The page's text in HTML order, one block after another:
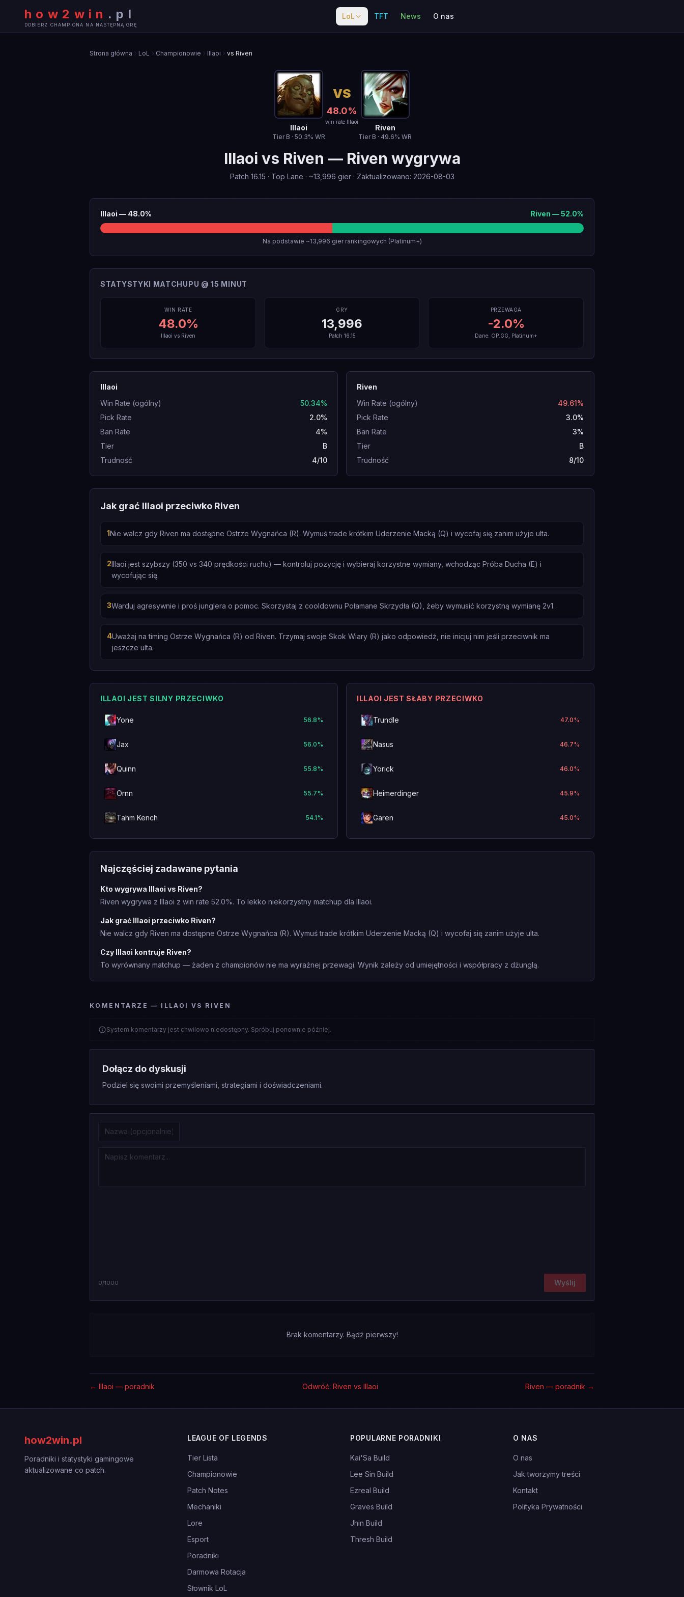
how2win . pl
DOBIERZ CHAMPIONA NA NASTĘPNĄ GRĘ
LoL TFT News O nas
Strona główna LoL Championowie Illaoi vs Riven
Illaoi
Tier B · 50.3% WR
VS
48.0%
win rate Illaoi
Riven
Tier B · 49.6% WR
Illaoi vs Riven — Riven wygrywa
Patch 16.15 · Top Lane · ~13,996 gier· Zaktualizowano: 2026-08-03
Illaoi — 48.0% Riven —52.0%
Na podstawie ~13,996 gier rankingowych (Platinum+)
STATYSTYKI MATCHUPU @ 15 MINUT
WIN RATE
48.0%
Illaoi vs Riven
GRY
13,996
Patch 16.15
PRZEWAGA
-2.0%
Dane: OP.GG, Platinum+
Illaoi
Win Rate (ogólny)
50.34%
Pick Rate
2.0%
Ban Rate
4%
Tier
B
Trudność
4/10
Riven
Win Rate (ogólny)
49.61%
Pick Rate
3.0%
Ban Rate
3%
Tier
B
Trudność
8/10
Jak grać Illaoi przeciwko Riven
1Nie walcz gdy Riven ma dostępne Ostrze Wygnańca (R). Wymuś trade krótkim Uderzenie Macką (Q) i wycofaj się zanim użyje ulta.
2Illaoi jest szybszy (350 vs 340 prędkości ruchu) — kontroluj pozycję i wybieraj korzystne wymiany, wchodząc Próba Ducha (E) i
wycofując się.
3Warduj agresywnie i proś junglera o pomoc. Skorzystaj z cooldownu Połamane Skrzydła (Q), żeby wymusić korzystną wymianę 2v1.
4Uważaj na timing Ostrze Wygnańca (R) od Riven. Trzymaj swoje Skok Wiary (R) jako odpowiedź, nie inicjuj nim jeśli przeciwnik ma
jeszcze ulta.
ILLAOI JEST SILNY PRZECIWKO
Yone 56.8%
Jax 56.0%
Quinn 55.8%
Ornn 55.7%
Tahm Kench 54.1%
ILLAOI JEST SŁABY PRZECIWKO
Trundle 47.0%
Nasus 46.7%
Yorick 46.0%
Heimerdinger 45.9%
Garen 45.0%
Najczęściej zadawane pytania
Kto wygrywa Illaoi vs Riven?
Riven wygrywa z Illaoi z win rate 52.0%. To lekko niekorzystny matchup dla Illaoi.
Jak grać Illaoi przeciwko Riven?
Nie walcz gdy Riven ma dostępne Ostrze Wygnańca (R). Wymuś trade krótkim Uderzenie Macką (Q) i wycofaj się zanim użyje ulta.
Czy Illaoi kontruje Riven?
To wyrównany matchup — żaden z championów nie ma wyraźnej przewagi. Wynik zależy od umiejętności i współpracy z dżunglą.
KOMENTARZE — ILLAOI VS RIVEN
System komentarzy jest chwilowo niedostępny. Spróbuj ponownie później.
Dołącz do dyskusji
Podziel się swoimi przemyśleniami, strategiami i doświadczeniami.
0/1000 Wyślij
Brak komentarzy. Bądź pierwszy!
← Illaoi — poradnik Odwróć: Riven vs Illaoi Riven — poradnik →
how2win.pl
Poradniki i statystyki gamingowe
aktualizowane co patch.
LEAGUE OF LEGENDS
Tier Lista
Championowie
Patch Notes
Mechaniki
Lore
Esport
Poradniki
Darmowa Rotacja
Słownik LoL
POPULARNE PORADNIKI
Kai'Sa Build
Lee Sin Build
Ezreal Build
Graves Build
Jhin Build
Thresh Build
O NAS
O nas
Jak tworzymy treści
Kontakt
Polityka Prywatności